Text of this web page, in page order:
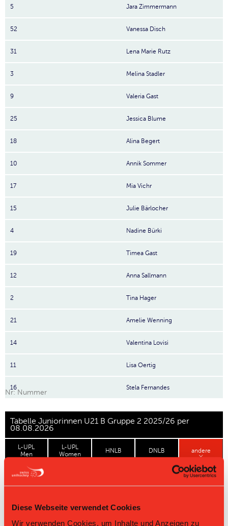
Diese Webseite verwendet Cookies
Wir verwenden Cookies, um Inhalte und Anzeigen zu
5 Jara Zimmermann
52 Vanessa Disch
31 Lena Marie Rutz
3 Melina Stadler
9 Valeria Gast
25 Jessica Blume
18 Alina Begert
10 Annik Sommer
17 Mia Vichr
15 Julie Bärlocher
4 Nadine Bürki
19 Timea Gast
12 Anna Sallmann
2 Tina Hager
21 Amelie Wenning
14 Valentina Lovisi
11 Lisa Oertig
16 Stela Fernandes
Nr: Nummer
Tabelle Juniorinnen U21 B Gruppe 2 2025/26 per
08.08.2026
L-UPL
Men
L-UPL
Women
HNLB DNLB andere
Rg. Team P
Challenge Round